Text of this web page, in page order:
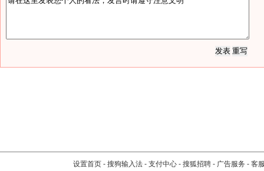
设置首页 - 搜狗输入法 - 支付中心 - 搜狐招聘 - 广告服务 - 客